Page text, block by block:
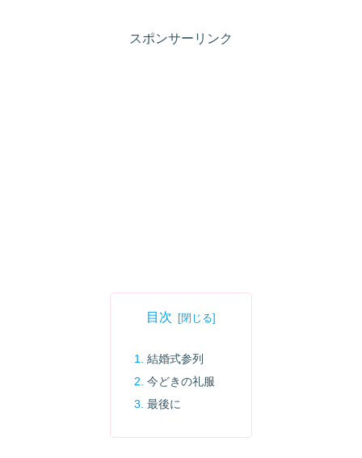
スポンサーリンク
目次
結婚式参列
今どきの礼服
最後に